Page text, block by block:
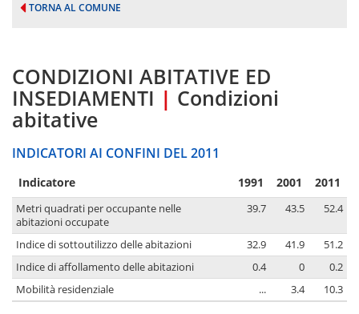
TORNA AL COMUNE
CONDIZIONI ABITATIVE ED
INSEDIAMENTI | Condizioni
abitative
INDICATORI AI CONFINI DEL 2011
Indicatore 1991 2001 2011
Metri quadrati per occupante nelle
abitazioni occupate
39.7 43.5 52.4
Indice di sottoutilizzo delle abitazioni 32.9 41.9
51.2
Indice di affollamento delle abitazioni
0.4 0
0.2
Mobilità residenziale
... 3.4 10.3